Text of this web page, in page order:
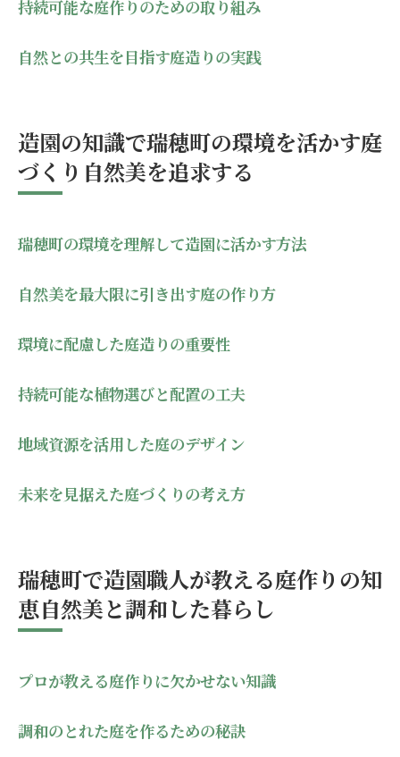
持続可能な庭作りのための取り組み
自然との共生を目指す庭造りの実践
造園の知識で瑞穂町の環境を活かす庭
づくり自然美を追求する
瑞穂町の環境を理解して造園に活かす方法
自然美を最大限に引き出す庭の作り方
環境に配慮した庭造りの重要性
持続可能な植物選びと配置の工夫
地域資源を活用した庭のデザイン
未来を見据えた庭づくりの考え方
瑞穂町で造園職人が教える庭作りの知
恵自然美と調和した暮らし
プロが教える庭作りに欠かせない知識
調和のとれた庭を作るための秘訣